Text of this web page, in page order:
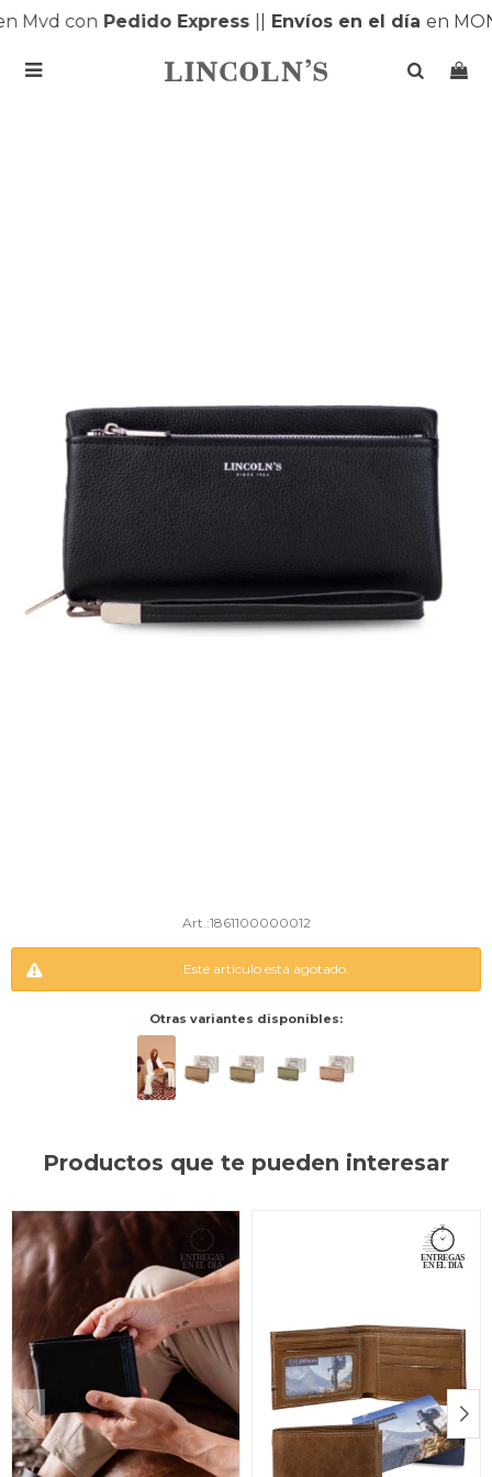
Mvd conPedido Express|| Envíos en el díaen

1861100000012
Este artículo está agotado.
Otras variantes disponibles:
Productos que te pueden interesar